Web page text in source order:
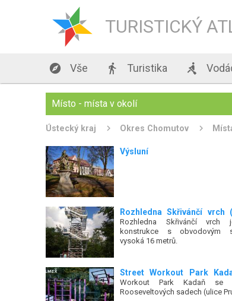
TURISTICKÝ
 Vše  Turistika 
Místo - místa v okolí
Ústecký kraj Okres Chomutov
Výsluní
Rozhledna Skřivánčí vrch
Rozhledna Skřivánčí vrch
konstrukce s obvodovým
vysoká 16 metrů.
Street Workout Park
Workout Park Kadaň se
Rooseveltových sadech (ulice